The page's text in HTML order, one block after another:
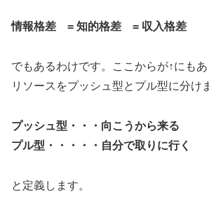
情報格差 = 知的格差 = 収入格差
でもあるわけです。ここからが↑にも
リソースをプッシュ型とプル型に分け
プッシュ型・・・向こうから来る
プル型・・・・・自分で取りに行く
と定義します。